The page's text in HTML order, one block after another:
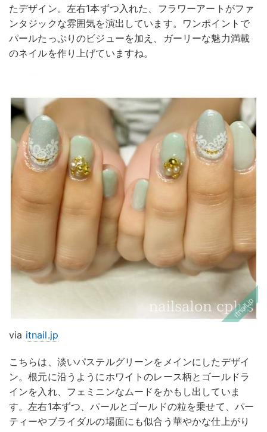
たデザイン。左右1本ずつ入れた、フラワーアートがファ
ンタジックな雰囲気を演出しています。ワンポイントで
パールたっぷりのビジューを加え、ガーリーな魅力満載
のネイルを作り上げていますね。
via itnail.jp
こちらは、淡いパステルグリーンをメインにしたデザイ
ン。根元に沿うようにホワイトのレース柄とゴールドラ
インを入れ、フェミニンなムードをかもし出していま
す。左右1本ずつ、パールとゴールドの粒を乗せて、パー
ティーやブライダルの場面にも似合う華やかな仕上がり